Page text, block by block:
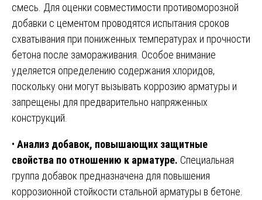
смесь. Для оценки совместимости противоморозной
добавки с цементом проводятся испытания сроков
схватывания при пониженных температурах и прочности
бетона после замораживания. Особое внимание
уделяется определению содержания хлоридов,
поскольку они могут вызывать коррозию арматуры и
запрещены для предварительно напряженных
конструкций.
• Анализ добавок, повышающих защитные
свойства по отношению к арматуре. Специальная
группа добавок предназначена для повышения
коррозионной стойкости стальной арматуры в бетоне.